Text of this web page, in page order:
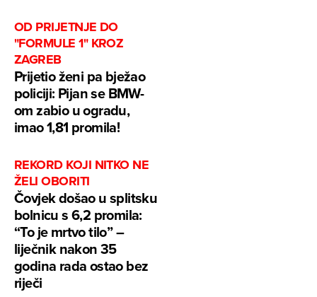
OD PRIJETNJE DO
"FORMULE 1" KROZ
ZAGREB
Prijetio ženi pa bježao
policiji: Pijan se BMW-
om zabio u ogradu,
imao 1,81 promila!
REKORD KOJI NITKO NE
ŽELI OBORITI
Čovjek došao u splitsku
bolnicu s 6,2 promila:
“To je mrtvo tilo” –
liječnik nakon 35
godina rada ostao bez
riječi